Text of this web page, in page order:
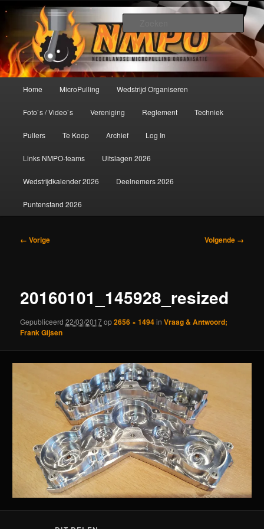
primaire
inhoudNederlandse MicroPulling
Organisatie
De meest krachtige modelbouwsport ter wereld!
Home MicroPulling Wedstrijd Organiseren
Foto`s / Video`s Vereniging Reglement Techniek
Pullers Te Koop Archief Log In
Links NMPO-teams Uitslagen 2026
Wedstrijdkalender 2026 Deelnemers 2026
Puntenstand 2026
Afbeeldingsnavigatie
← Vorige Volgende →
20160101_145928_resized
Gepubliceerd22/03/2017op2656 × 1494inVraag & Antwoord;
Frank Gijsen